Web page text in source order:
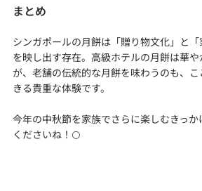
まとめ
シンガポールの月餅は「贈り物文化」と「
を映し出す存在。高級ホテルの月餅は華
が、老舗の伝統的な月餅を味わうのも、
きる貴重な体験です。
今年の中秋節を家族でさらに楽しむきっ
くださいね！🌕